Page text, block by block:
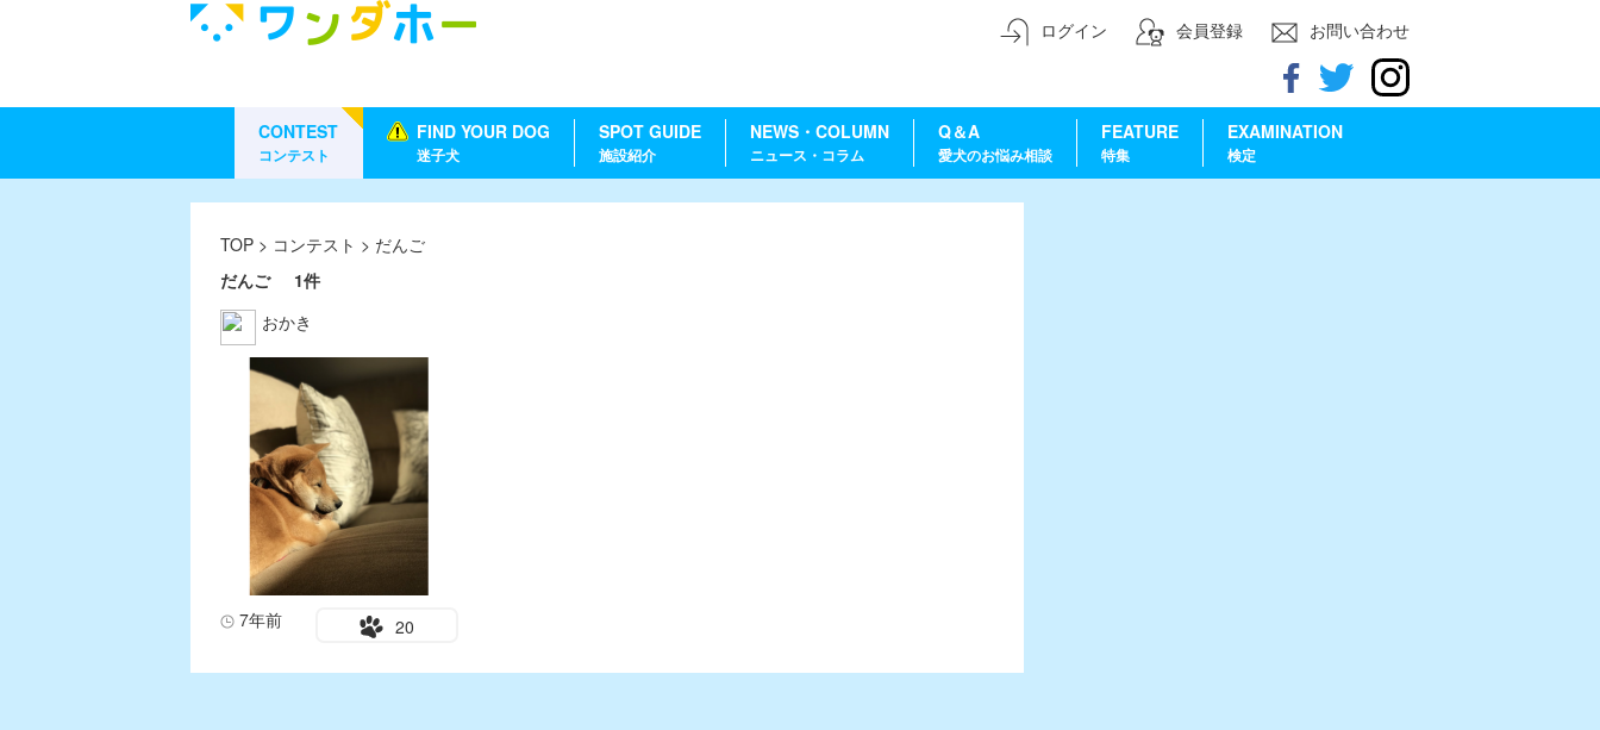
ログイン 会員登録 お問い合わせ
CONTEST
コンテスト
FIND YOUR DOG
迷子犬
SPOT GUIDE
施設紹介
NEWS・COLUMN
ニュース・コラム
Q＆A
愛犬のお悩み相談
FEATURE
特集
EXAMINATION
検定
TOP > コンテスト > だんご
だんご
1件
おかき
7年前 20